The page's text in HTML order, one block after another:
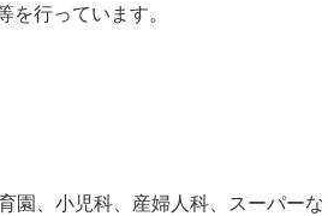
行っています。
園、小児科、産婦人科、スーパー